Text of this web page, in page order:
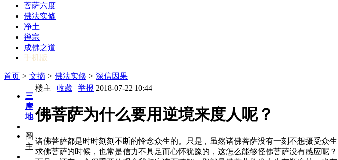
菩萨六度
佛法实修
净土
禅宗
成佛之道
手机版
首页 > 文摘 > 佛法实修 > 深信因果
三
摩
地
圈
主
楼主 | 收藏 | 举报 2018-07-22 10:44
佛菩萨为什么要用逆境来度人呢？
诸佛菩萨都是时时刻刻不断的怜念众生的。只是，虽然诸佛菩萨没有一刻不想摄受众
求佛菩萨的时候，也常是信力不具足而心怀犹豫的，这怎么能够怪佛菩萨没有感应呢